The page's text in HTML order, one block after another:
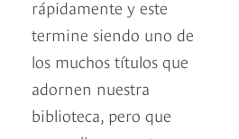
rápidamente y este
termine siendo uno de
los muchos títulos que
adornen nuestra
biblioteca, pero que